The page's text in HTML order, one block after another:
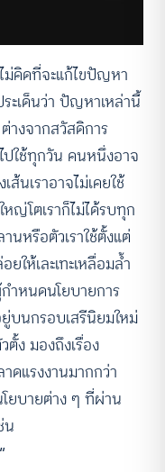
ม่คิดที่จะแก้ไขปัญหา
ะเด็นว่า ปัญหาเหล่านี้
างจากสวัสดิการ
ปใช้ทุกวัน คนหนึ่งอาจ
นเราอาจไม่เคยใช้
ญ่โตเราก็ไม่ได้รบทุก
นหรือตัวเราใช้ตั้งแต่
ให้เละเทะเหลื่อมล้ำ
ำหนดนโยบายการ
บนกรอบเสรีนิยมใหม่
ง มองถึงเรื่อง
ดแรงงานมากกว่า
ยบายต่าง ๆ ที่ผ่าน
น